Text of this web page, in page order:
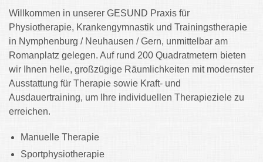
Willkommen in unserer GESUND Praxis für
Physiotherapie, Krankengymnastik und Trainingstherapie
in Nymphenburg / Neuhausen / Gern, unmittelbar am
Romanplatz gelegen. Auf rund 200 Quadratmetern bieten
wir Ihnen helle, großzügige Räumlichkeiten mit modernster
Ausstattung für Therapie sowie Kraft- und
Ausdauertraining, um Ihre individuellen Therapieziele zu
erreichen.
Manuelle Therapie
Sportphysiotherapie